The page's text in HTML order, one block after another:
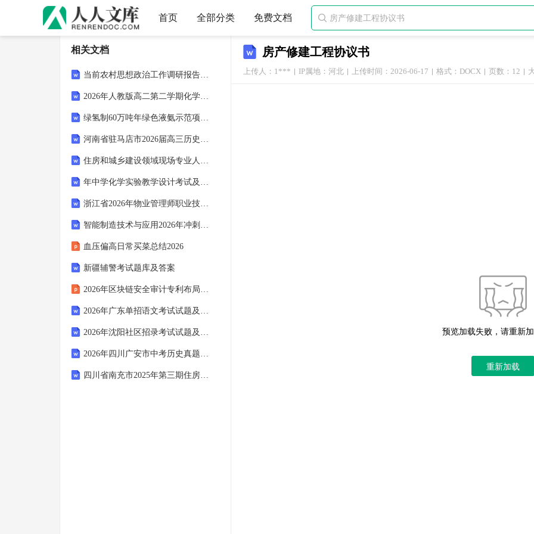
首页 全部分类 免费文档 
房产修建工程协议书
上传人：1*** IP属地：河北 上传时间：2026-06-17 格式：DOCX 页数：12
预览加载失败，请重新
重新加载
相关文档
当前农村思想政治工作调研报告2026(3篇)
2026年人教版高二第二学期化学期末尖子生强化试卷（附答案可下载）
绿氢制60万吨年绿色液氨示范项目可行性研究报告模板申批拿地用
河南省驻马店市2026届高三历史上学期第三次联考试题
住房和城乡建设领域现场专业人员培训考试(设备安装施工员专业基础知识)题库及答案(2025年湖北神农架林区)
年中学化学实验教学设计考试及答案
浙江省2026年物业管理师职业技能鉴定考试(理论知识高级、三级)备考题库含答案
智能制造技术与应用2026年冲刺卷及答案
血压偏高日常买菜总结2026
新疆辅警考试题库及答案
2026年区块链安全审计专利布局策略
2026年广东单招语文考试试题及答案
2026年沈阳社区招录考试试题及答案及答案
2026年四川广安市中考历史真题含答案
四川省南充市2025年第三期住房和城乡建设领域现场专业人员培训考试(机械员)练习题及答案